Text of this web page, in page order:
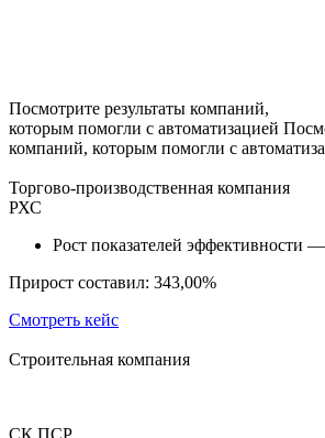
Посмотрите результаты компаний,
которым помогли с автоматизацией
компаний, которым помогли с
Торгово-производственная компания
РХС
Рост показателей эффективности
Прирост составил: 343,00%
Смотреть кейс
Строительная компания
СК ПСР